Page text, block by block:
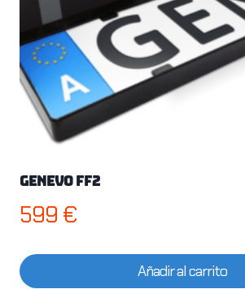
Genevo FF2
599 €
Añadir al carrito